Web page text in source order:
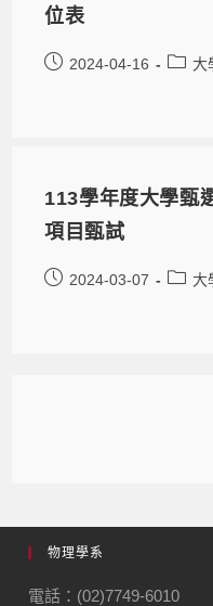
位表
2024-04-16 大
113學年度大學甄
項目甄試
2024-03-07 大
物理學系
電話：(02)7749-6010